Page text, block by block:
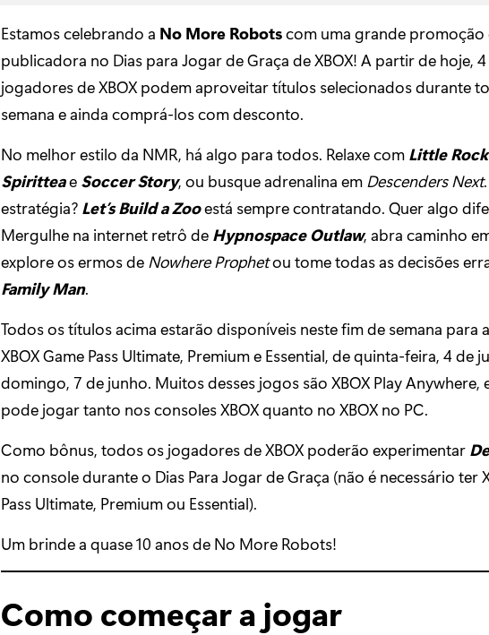
Estamos celebrando a No More Robotscom uma grande promoção
publicadora no Dias para Jogar de Graça de XBOX! A partir de hoje,
jogadores de XBOX podem aproveitar títulos selecionados durante
semana e ainda comprá-los com desconto.
No melhor estilo da NMR, há algo para todos. Relaxe com Little
Spiritteae Soccer Story, ou busque adrenalina em Descenders Next
estratégia? Let’s Build a Zooestá sempre contratando. Quer algo
Mergulhe na internet retrô de Hypnospace Outlaw, abra caminho
explore os ermos de Nowhere Prophetou tome todas as decisões
Family Man.
Todos os títulos acima estarão disponíveis neste fim de semana para
XBOX Game Pass Ultimate, Premium e Essential, de quinta-feira, 4 de
domingo, 7 de junho. Muitos desses jogos são XBOX Play Anywhere,
pode jogar tanto nos consoles XBOX quanto no XBOX no PC.
Como bônus, todos os jogadores de XBOX poderão experimentar
no console durante o Dias Para Jogar de Graça (não é necessário ter
Pass Ultimate, Premium ou Essential).
Um brinde a quase 10 anos de No More Robots!
Como começar a jogar